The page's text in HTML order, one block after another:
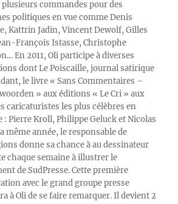
plusieurs commandes pour des
politiques en vue comme Denis
Kattrin Jadin, Vincent Dewolf, Gilles
François Istasse, Christophe
En 2011, Oli participe à diverses
dont Le Poiscaille, journal satirique
le livre « Sans Commentaires –
» aux éditions « Le Cri » aux
caricaturistes les plus célèbres en
: Pierre Kroll, Philippe Geluck et Nicolas
même année, le responsable de
donne sa chance à au dessinateur
chaque semaine à illustrer le
de SudPresse. Cette première
avec le grand groupe presse
à Oli de se faire remarquer. Il devient 2